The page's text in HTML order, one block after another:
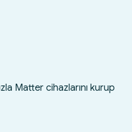
Matter cihazlarını kurup